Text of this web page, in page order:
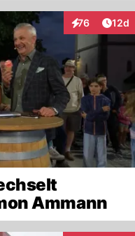
76
Interaktionen
12d
Ammann